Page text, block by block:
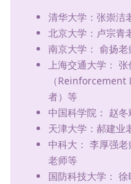
清华大学：张崇洁
北京大学：卢宗青
南京大学： 俞扬
上海交通大学：
（
者）等
中国科学院： 赵
天津大学：郝建业
中科大： 李厚强
老师等
国防科技大学：